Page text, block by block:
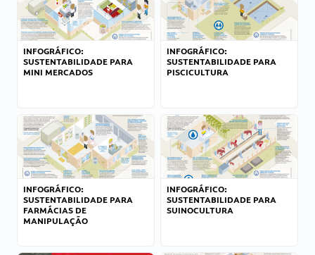
INFOGRÁFICO:
SUSTENTABILIDADE PARA
MINI MERCADOS
INFOGRÁFICO:
SUSTENTABILIDADE PARA
PISCICULTURA
INFOGRÁFICO:
SUSTENTABILIDADE PARA
FARMÁCIAS DE
MANIPULAÇÃO
INFOGRÁFICO:
SUSTENTABILIDADE PARA
SUINOCULTURA